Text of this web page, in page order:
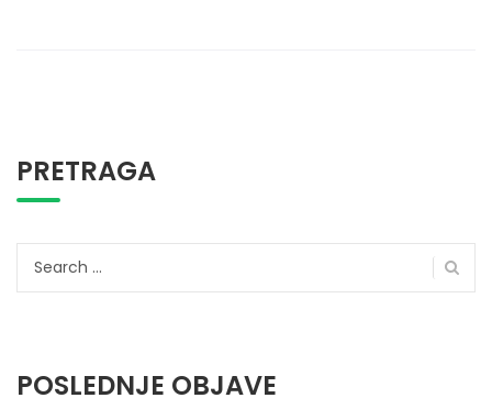
PRETRAGA
POSLEDNJE OBJAVE